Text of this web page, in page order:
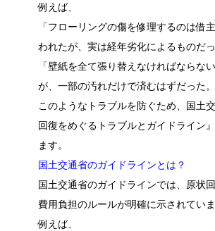
例えば、
「フローリングの傷を修理するのは借
われたが、実は経年劣化によるものだっ
「壁紙を全て張り替えなければならな
が、一部の汚れだけで済むはずだった。
このようなトラブルを防ぐため、国土
回復をめぐるトラブルとガイドライン
ます。
国土交通省のガイドラインとは？
国土交通省のガイドラインでは、原状
費用負担のルールが明確に示されていま
例えば、